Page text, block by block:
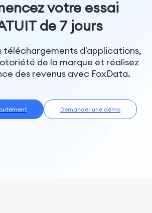
votre essai
de 7 jours
téléchargements d'applications,
de la marque et réalisez
des revenus avec FoxData.
Demander une démo